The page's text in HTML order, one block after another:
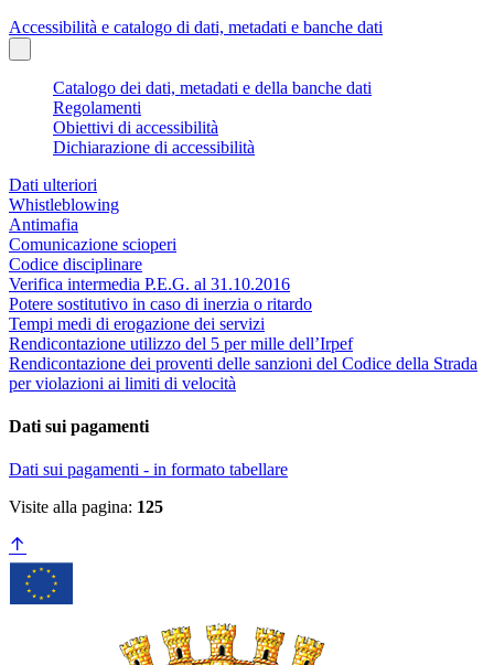
Accessibilità e catalogo di dati, metadati e banche dati
Catalogo dei dati, metadati e della banche dati
Regolamenti
Obiettivi di accessibilità
Dichiarazione di accessibilità
Dati ulteriori
Whistleblowing
Antimafia
Comunicazione scioperi
Codice disciplinare
Verifica intermedia P.E.G. al 31.10.2016
Potere sostitutivo in caso di inerzia o ritardo
Tempi medi di erogazione dei servizi
Rendicontazione utilizzo del 5 per mille dell’Irpef
Rendicontazione dei proventi delle sanzioni del Codice della Strada
per violazioni ai limiti di velocità
Dati sui pagamenti
Dati sui pagamenti - in formato tabellare
Visite alla pagina: 125